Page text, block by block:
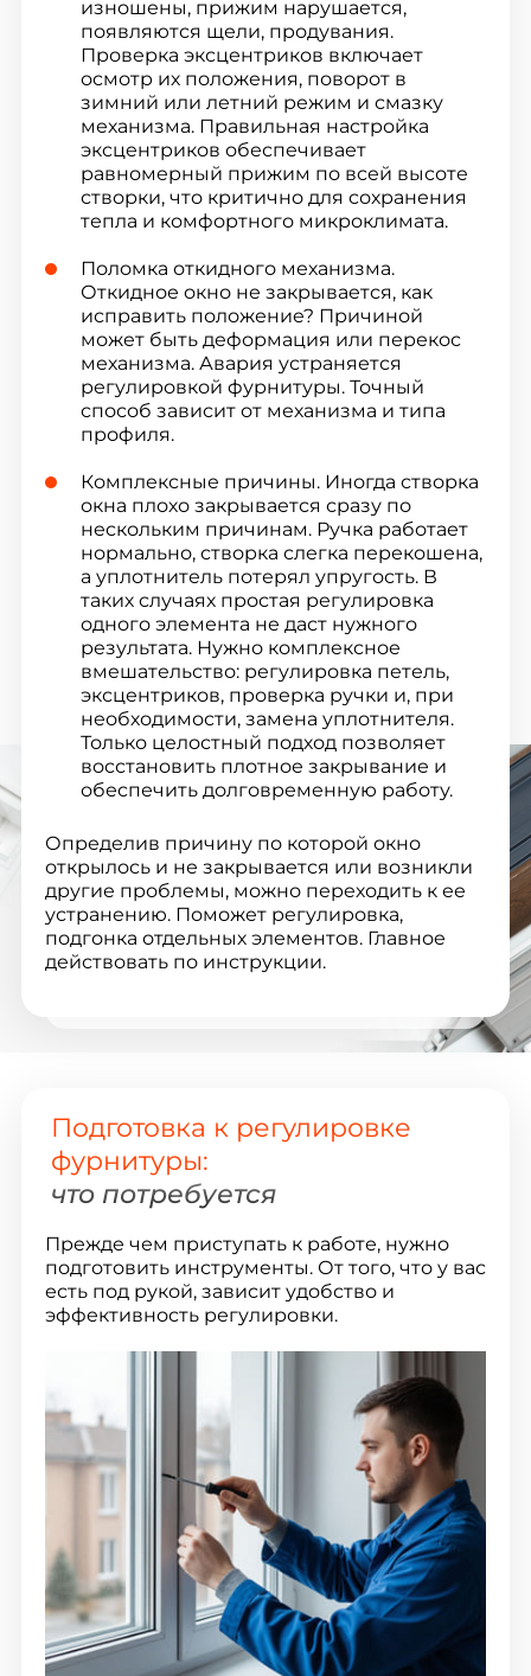
изношены, прижим нарушается,
появляются щели, продувания.
Проверка эксцентриков включает
осмотр их положения, поворот в
зимний или летний режим и смазку
механизма. Правильная настройка
эксцентриков обеспечивает
равномерный прижим по всей высоте
створки, что критично для сохранения
тепла и комфортного микроклимата.
Поломка откидного механизма.
Откидное окно не закрывается, как
исправить положение? Причиной
может быть деформация или перекос
механизма. Авария устраняется
регулировкой фурнитуры. Точный
способ зависит от механизма и типа
профиля.
Комплексные причины. Иногда створка
окна плохо закрывается сразу по
нескольким причинам. Ручка работает
нормально, створка слегка перекошена,
а уплотнитель потерял упругость. В
таких случаях простая регулировка
одного элемента не даст нужного
результата. Нужно комплексное
вмешательство: регулировка петель,
эксцентриков, проверка ручки и, при
необходимости, замена уплотнителя.
Только целостный подход позволяет
восстановить плотное закрывание и
обеспечить долговременную работу.
Определив причину по которой окно
открылось и не закрывается или возникли
другие проблемы, можно переходить к ее
устранению. Поможет регулировка,
подгонка отдельных элементов. Главное
действовать по инструкции.
Подготовка к регулировке
фурнитуры:
что потребуется
Прежде чем приступать к работе, нужно
подготовить инструменты. От того, что у вас
есть под рукой, зависит удобство и
эффективность регулировки.